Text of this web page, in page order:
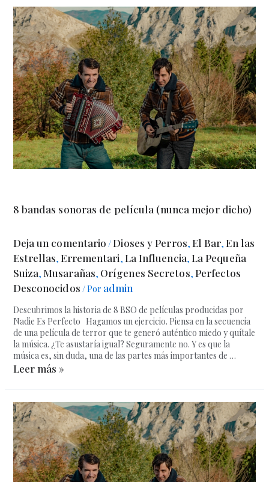
8 bandas sonoras de película (nunca mejor dicho)
Deja un comentario /Dioses y Perros, El Bar,En las
Estrellas,Errementari, La Influencia, La Pequeña
Suiza, Musarañas, Orígenes Secretos, Perfectos
Desconocidos / Por admin
Descubrimos la historia de 8 BSO de películas producidas por
Nadie Es Perfecto Hagamos un ejercicio. Piensa en la secuencia
de una película de terror que te generó auténtico miedo y quítale
la música. ¿Te asustaría igual? Seguramente no. Y es que la
música es, sin duda, una de las partes más importantes de …
Leer más »